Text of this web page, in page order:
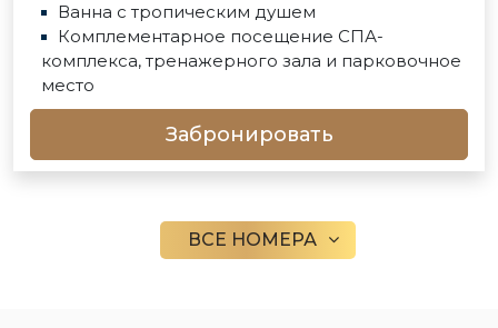
Ванна с тропическим душем
Комплементарное посещение СПА-
комплекса, тренажерного зала и парковочное
место
Забронировать
ВСЕ НОМЕРА